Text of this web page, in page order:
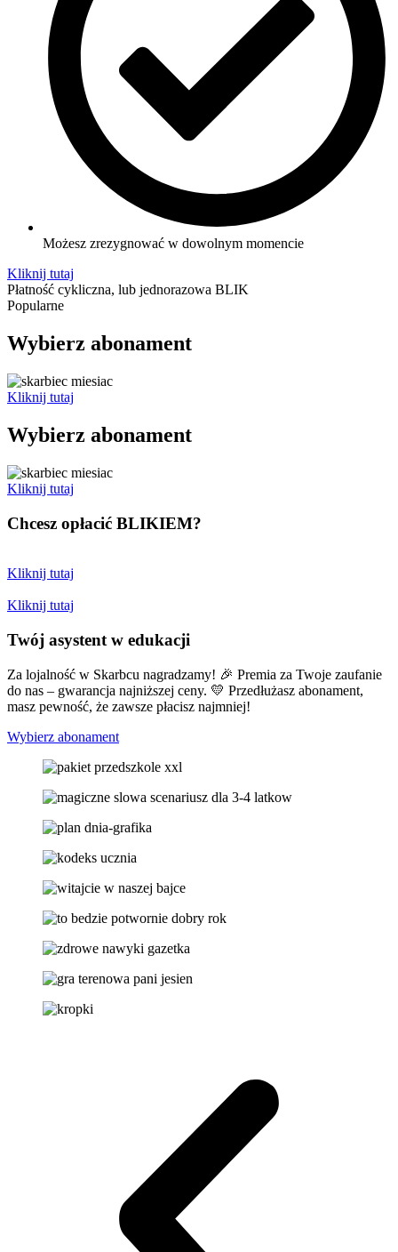
Możesz zrezygnować w dowolnym momencie
Kliknij tutaj
Płatność cykliczna, lub jednorazowa BLIK
Popularne
Wybierz abonament
Kliknij tutaj
Wybierz abonament
Kliknij tutaj
Chcesz opłacić BLIKIEM?
Kliknij tutaj
Kliknij tutaj
Twój asystent w edukacji
Za lojalność w Skarbcu nagradzamy! 🎉 Premia za Twoje zaufanie
do nas – gwarancja najniższej ceny. 💛 Przedłużasz abonament,
masz pewność, że zawsze płacisz najmniej!
Wybierz abonament